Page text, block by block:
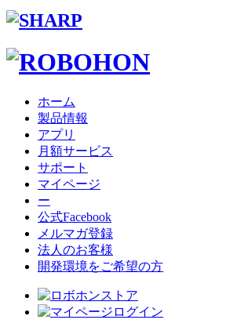
ホーム
製品情報
アプリ
月額サービス
サポート
マイページ
ー
公式Facebook
メルマガ登録
法人のお客様
開発環境をご希望の方